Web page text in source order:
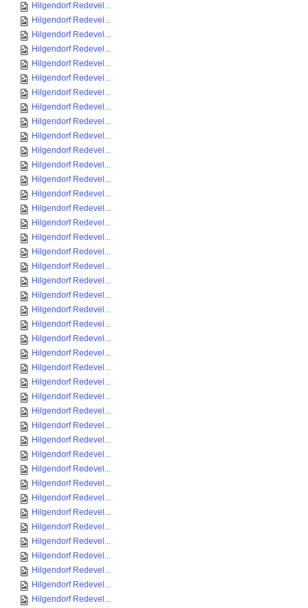
Hilgendorf Redevel...
Hilgendorf Redevel...
Hilgendorf Redevel...
Hilgendorf Redevel...
Hilgendorf Redevel...
Hilgendorf Redevel...
Hilgendorf Redevel...
Hilgendorf Redevel...
Hilgendorf Redevel...
Hilgendorf Redevel...
Hilgendorf Redevel...
Hilgendorf Redevel...
Hilgendorf Redevel...
Hilgendorf Redevel...
Hilgendorf Redevel...
Hilgendorf Redevel...
Hilgendorf Redevel...
Hilgendorf Redevel...
Hilgendorf Redevel...
Hilgendorf Redevel...
Hilgendorf Redevel...
Hilgendorf Redevel...
Hilgendorf Redevel...
Hilgendorf Redevel...
Hilgendorf Redevel...
Hilgendorf Redevel...
Hilgendorf Redevel...
Hilgendorf Redevel...
Hilgendorf Redevel...
Hilgendorf Redevel...
Hilgendorf Redevel...
Hilgendorf Redevel...
Hilgendorf Redevel...
Hilgendorf Redevel...
Hilgendorf Redevel...
Hilgendorf Redevel...
Hilgendorf Redevel...
Hilgendorf Redevel...
Hilgendorf Redevel...
Hilgendorf Redevel...
Hilgendorf Redevel...
Hilgendorf Redevel...